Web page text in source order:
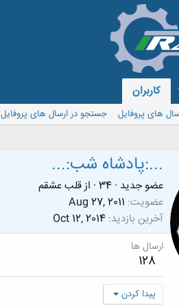
کاربران
های پروفایل
جستجو در ارسال های پروفایل
...:پادشاه شب:...
عضو جدید ·
· ازقلب عشقم
عضویت Aug 27, 2011
آخرین بازدید Oct 12, 2014
ارسال ها
128
پیدا کردن